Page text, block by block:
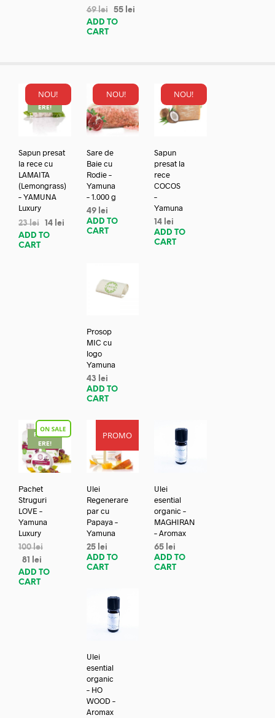
69lei 55 lei
ADD TO
CART
NOU!
REDUC
ERE!
Sapun presat
la rece cu
LAMAITA
(Lemongrass)
– YAMUNA
Luxury
23lei 14 lei
ADD TO
CART
NOU!
Sare de
Baie cu
Rodie –
Yamuna
– 1.000 g
49 lei
ADD TO
CART
NOU!
Sapun
presat la
rece
COCOS
–
Yamuna
14 lei
ADD TO
CART
Prosop
MIC cu
logo
Yamuna
43
lei
ADD TO
CART
REDUC
ERE!
Pachet
Struguri
LOVE –
Yamuna
Luxury
100lei
81
lei
ADD TO
CART
PROMO
Ulei
Regenerare
par cu
Papaya –
Yamuna
25 lei
ADD TO
CART
Ulei
esential
organic –
MAGHIRAN
– Aromax
65 lei
ADD TO
CART
Ulei
esential
organic
– HO
WOOD –
Aromax